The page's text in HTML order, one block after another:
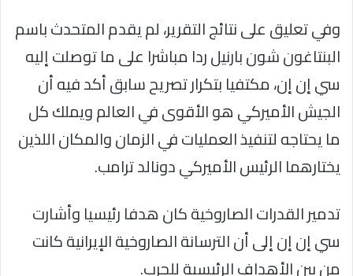
وفي تعليق على نتائج التقرير، لم يقدم المتحدث باسم
البنتاغون شون بارنيل ردا مباشرا على ما توصلت إليه
سي إن إن، مكتفيا بتكرار تصريح سابق أكد فيه أن
الجيش الأميركي هو الأقوى في العالم ويملك كل
ما يحتاجه لتنفيذ العمليات في الزمان والمكان اللذين
يختارهما الرئيس الأميركي دونالد ترامب.
تدمير القدرات الصاروخية كان هدفا رئيسيا وأشارت
سي إن إن إلى أن الترسانة الصاروخية الإيرانية كانت
من بين الأهداف الرئيسية للحرب.